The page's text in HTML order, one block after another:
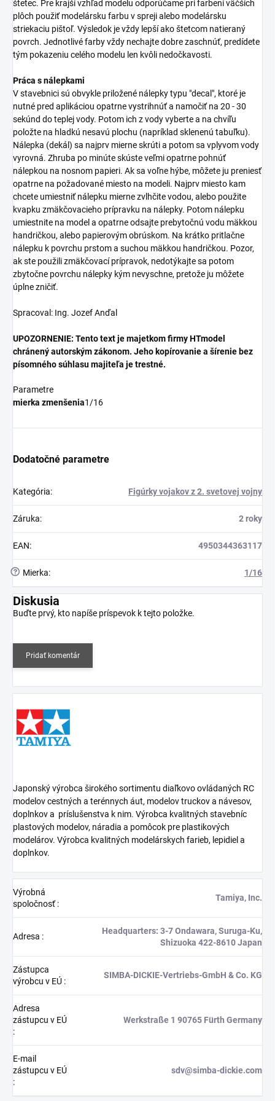
štetec. Pre krajší vzhľad modelu odporúčame pri farbení väčších
plôch použiť modelársku farbu v spreji alebo modelársku
striekaciu pištoľ. Výsledok je vždy lepší ako štetcom natieraný
povrch. Jednotlivé farby vždy nechajte dobre zaschnúť, predídete
tým pokazeniu celého modelu len kvôli nedočkavosti.
Práca s nálepkami
V stavebnici sú obvykle priložené nálepky typu "decal", ktoré je
nutné pred aplikáciou opatrne vystrihnúť a namočiť na 20 - 30
sekúnd do teplej vody. Potom ich z vody vyberte a na chvíľu
položte na hladkú nesavú plochu (napríklad sklenenú tabuľku).
Nálepka (dekál) sa najprv mierne skrúti a potom sa vplyvom vody
vyrovná. Zhruba po minúte skúste veľmi opatrne pohnúť
nálepkou na nosnom papieri. Ak sa voľne hýbe, môžete ju preniesť
opatrne na požadované miesto na modeli. Najprv miesto kam
chcete umiestniť nálepku mierne zvlhčite vodou, alebo použite
kvapku zmäkčovacieho prípravku na nálepky. Potom nálepku
umiestnite na model a opatrne odsajte prebytočnú vodu mäkkou
handričkou, alebo papierovým obrúskom. Na krátko pritlačne
nálepku k povrchu prstom a suchou mäkkou handričkou. Pozor,
ak ste použili zmäkčovací prípravok, nedotýkajte sa potom
zbytočne povrchu nálepky kým nevyschne, pretože ju môžete
úplne zničiť.
Spracoval: Ing. Jozef Anďal
UPOZORNENIE: Tento text je majetkom firmy HTmodel
chránený autorským zákonom. Jeho kopírovanie a šírenie bez
písomného súhlasu majiteľa je trestné.
Parametre
mierka zmenšenia1/16
Dodatočné parametre
Kategória: Figúrky vojakov z 2. svetovej vojny
Záruka: 2 roky
EAN: 4950344363117
? Mierka: 1/16
Diskusia
Buďte prvý, kto napíše príspevok k tejto položke.
Pridať komentár
Japonský výrobca širokého sortimentu diaľkovo ovládaných RC
modelov cestných a terénnych áut, modelov truckov a návesov,
doplnkov a príslušenstva k nim. Výrobca kvalitných stavebníc
plastových modelov, náradia a pomôcok pre plastikových
modelárov. Výrobca kvalitných modelárskych farieb, lepidiel a
doplnkov.
Výrobná
spoločnosť:
Tamiya, Inc.
Adresa :
Headquarters: 3-7 Ondawara, Suruga-Ku,
Shizuoka 422-8610 Japan
Zástupca
výrobcu v EÚ :
SIMBA-DICKIE-Vertriebs-GmbH & Co. KG
Adresa
zástupcu v EÚ
:
Werkstraße 1 90765 Fürth Germany
E-mail
zástupcu v EÚ
:
sdv@simba-dickie.com